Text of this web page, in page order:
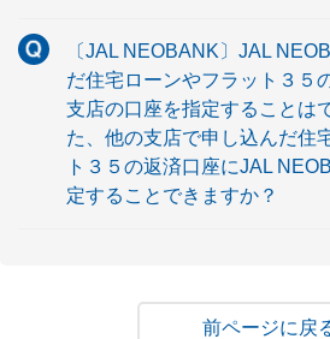
〔JAL NEOBANK〕JAL
だ住宅ローンやフラット３５
支店の口座を指定することは
た、他の支店で申し込んだ住
ト３５の返済口座にJAL
定することできますか？
戻